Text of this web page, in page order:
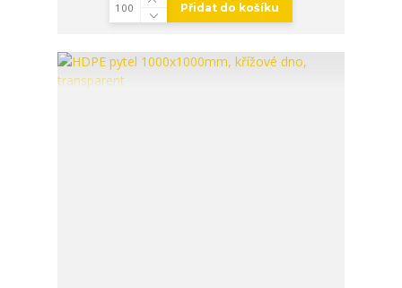
Přidat do košíku